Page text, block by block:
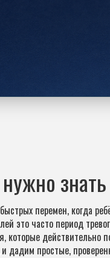
перемен, когда
это часто период
которые действительно
дадим простые,